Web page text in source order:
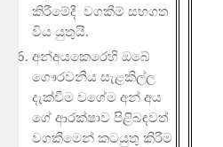
කිරීමේදී වගකීම් සහගත
විය යුතුයි.
අන්අයකෙරෙහි ඔබේ
ගෞරවනීය සැළකිල්ල
දැක්වීම වගේම අන් අය
ගේ ආරක්ෂාව පිළිබඳවත්
වගකීමෙන් කටයුතු කිරීම